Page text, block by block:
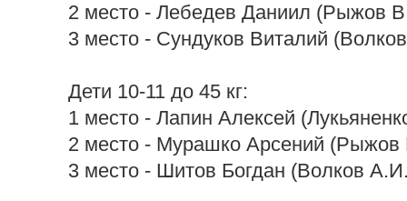
2 место - Лебедев Даниил (Рыжов
3 место - Сундуков Виталий
Дети 10-11 до 45 кг:
1 место - Лапин Алексей
2 место - Мурашко Арсений (Рыжов
3 место - Шитов Богдан (Волков